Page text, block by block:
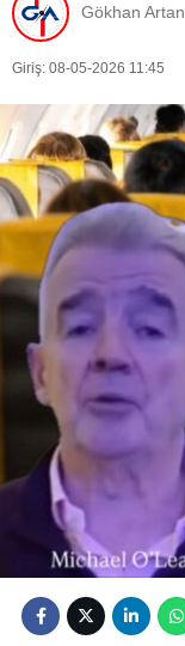
Gökhan Artan
Giriş: 08-05-2026 11:45